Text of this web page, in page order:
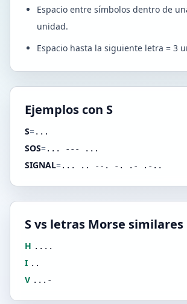
Espacio entre símbolos dentro de
unidad.
Espacio hasta la siguiente letra = 3
Ejemplos con S
S=...
SOS=... --- ...
SIGNAL=... .. --. -. .- .-..
S vs letras Morse similares
H ....
I ..
V ...-